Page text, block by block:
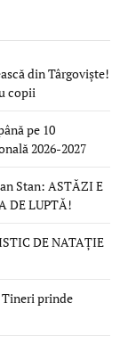
din Târgoviște!
copii
pe 10
2026-2027
Stan: ASTĂZI E
DE LUPTĂ!
DE NATAȚIE
prinde